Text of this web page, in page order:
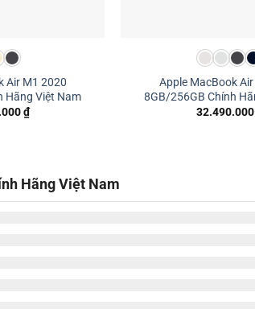
Air M1 2020
Hãng Việt Nam
₫
Apple MacBook
8GB/256GB Chính
32.490.000
Hãng Việt Nam